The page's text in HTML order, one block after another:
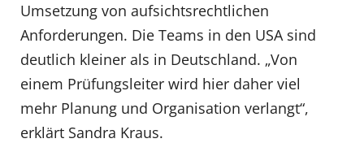
Umsetzung von aufsichtsrechtlichen
Anforderungen. Die Teams in den USA sind
deutlich kleiner als in Deutschland. „Von
einem Prüfungsleiter wird hier daher viel
mehr Planung und Organisation verlangt“,
erklärt Sandra Kraus.